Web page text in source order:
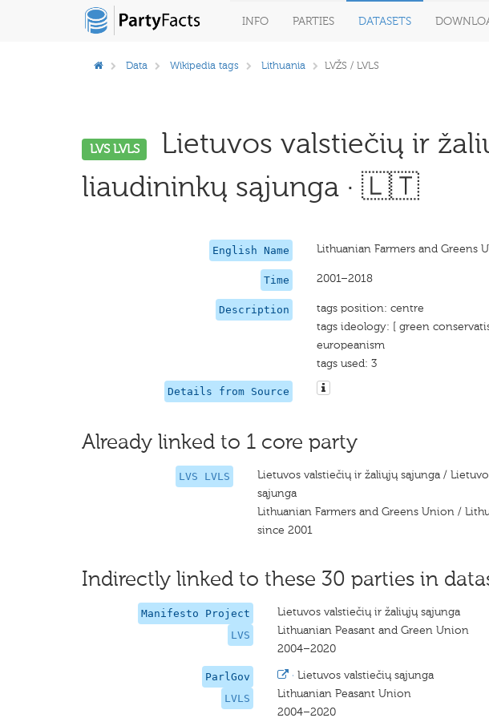
INFO PARTIES DATASETS
Data Wikipedia tags Lithuania LVŽS / LVLS
LVS LVLS
Lietuvos valstiečių ir
liaudininkų sąjunga · 🇱🇹
English Name Lithuanian Farmers and Greens
Time 2001–2018
Description
tags position: centre
tags ideology: [ green
europeanism
tags used: 3
Details from Source
Already linked to 1 core party
LVS LVLS
Lietuvos valstiečių ir žaliųjų sąjunga /
sąjunga
Lithuanian Farmers and Greens Union /
since 2001
Indirectly linked to these 30 parties in
Manifesto Project
LVS
Lietuvos valstiečių ir žaliųjų sąjunga
Lithuanian Peasant and Green Union
2004–2020
ParlGov
LVLS
· Lietuvos valstiečių sąjunga
Lithuanian Peasant Union
2004–2020